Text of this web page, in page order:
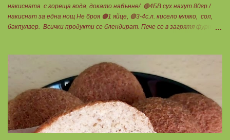
накисната с гореща вода, докато набънне/ 🟢4БВ сух нахут 80гр./
накиснат за една нощ Не броя 🟠1 яйце, 🟢3-4с.л. кисело мляко, сол,
бакпулвер. Всички продукти се блендират. Пече се в загрятя фурна